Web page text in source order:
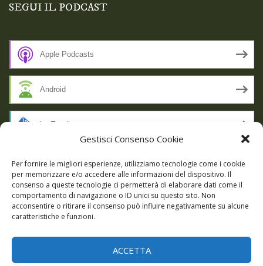
Gestisci Consenso Cookie
Per fornire le migliori esperienze, utilizziamo tecnologie come i cookie
per memorizzare e/o accedere alle informazioni del dispositivo. Il
consenso a queste tecnologie ci permetterà di elaborare dati come il
comportamento di navigazione o ID unici su questo sito. Non
acconsentire o ritirare il consenso può influire negativamente su alcune
caratteristiche e funzioni.
ACCETTA
SEGUI IL PODCAST
Apple Podcasts
Android
by Email
RSS
SSL SECURE